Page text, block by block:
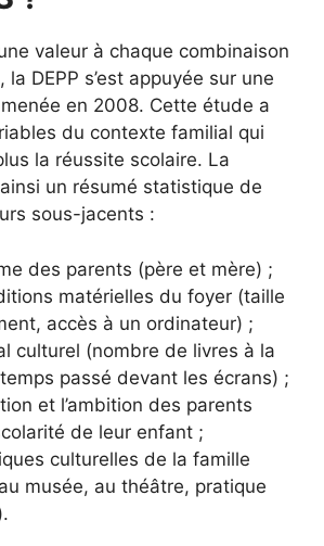
valeur à chaque combinaison
DEPP s’est appuyée sur une
en 2008. Cette étude a
du contexte familial qui
la réussite scolaire. La
un résumé statistique de
sous-jacents :
des parents (père et mère) ;
matérielles du foyer (taille
accès à un ordinateur) ;
culturel (nombre de livres à la
passé devant les écrans) ;
et l’ambition des parents
de leur enfant ;
culturelles de la famille
musée, au théâtre, pratique